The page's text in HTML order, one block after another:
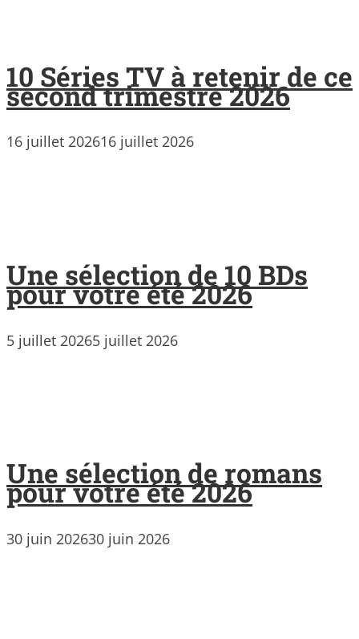
10 Séries TV à retenir de ce
second trimestre 2026
16 juillet 202616 juillet 2026
Une sélection de 10 BDs
pour votre été 2026
5 juillet 20265 juillet 2026
Une sélection de romans
pour votre été 2026
30 juin 202630 juin 2026